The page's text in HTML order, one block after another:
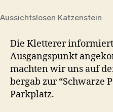
Aussichtslosen Katzenstein
Die Kletterer
Ausgangspunkt
machten wir uns auf
bergab zur “Schwarze
Parkplatz.